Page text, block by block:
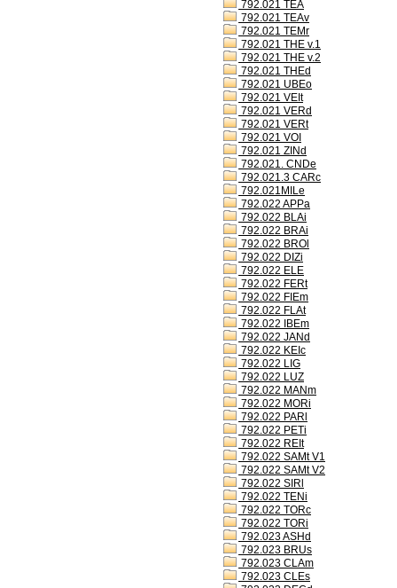
792.021 TEA
792.021 TEAv
792.021 TEMr
792.021 THE v.1
792.021 THE v.2
792.021 THEd
792.021 UBEo
792.021 VEIt
792.021 VERd
792.021 VERt
792.021 VOI
792.021 ZINd
792.021. CNDe
792.021.3 CARc
792.021MILe
792.022 APPa
792.022 BLAi
792.022 BRAi
792.022 BROl
792.022 DIZi
792.022 ELE
792.022 FERt
792.022 FIEm
792.022 FLAt
792.022 IBEm
792.022 JANd
792.022 KEIc
792.022 LIG
792.022 LUZ
792.022 MANm
792.022 MORi
792.022 PARl
792.022 PETi
792.022 REIt
792.022 SAMt V1
792.022 SAMt V2
792.022 SIRl
792.022 TENi
792.022 TORc
792.022 TORi
792.023 ASHd
792.023 BRUs
792.023 CLAm
792.023 CLEs